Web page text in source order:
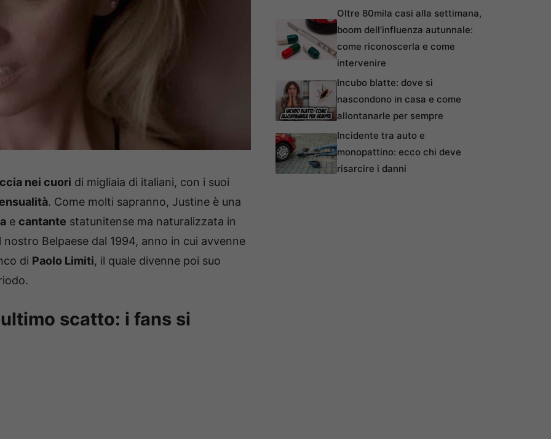
nei cuori di migliaia di italiani, con i suoi
. Come molti sapranno, Justine è una
e cantante statunitense ma naturalizzata in
Belpaese dal 1994, anno in cui avvenne
di Paolo Limiti, il quale divenne poi suo
scatto: i fans si
Oltre 80mila casi alla settimana,
boom dell’influenza autunnale:
come riconoscerla e come
intervenire
Incubo blatte: dove si
nascondono in casa e come
allontanarle per sempre
Incidente tra auto e
monopattino: ecco chi deve
risarcire i danni